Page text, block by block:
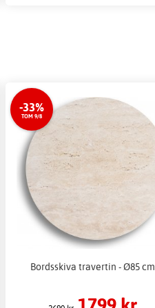
-33%
TOM 9/8
Bordsskiva travertin - Ø85 cm